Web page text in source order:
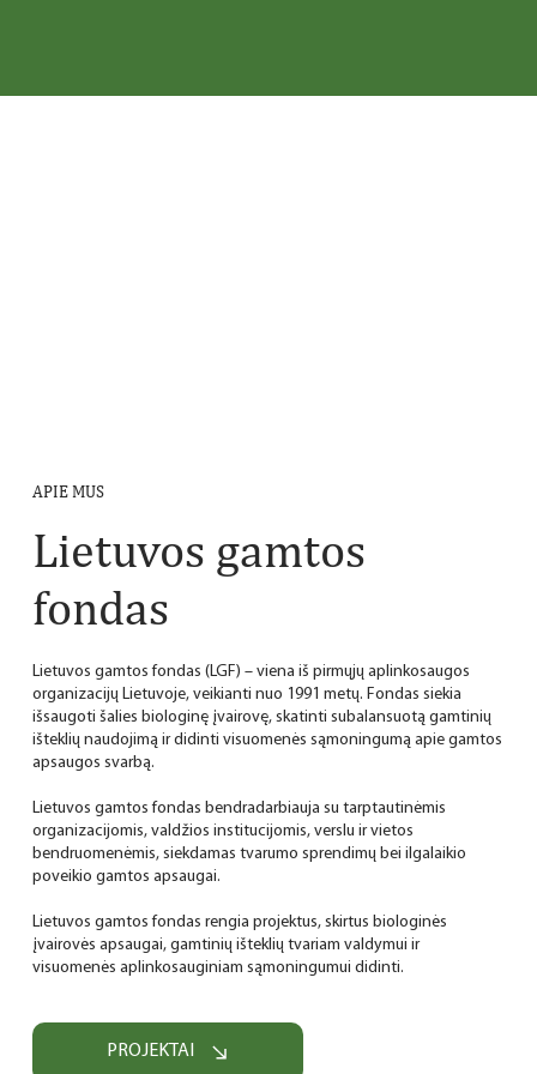
APIE MUS
Lietuvos gamtos
fondas
Lietuvos gamtos fondas (LGF) – viena iš pirmųjų aplinkosaugos
organizacijų Lietuvoje, veikianti nuo 1991 metų. Fondas siekia
išsaugoti šalies biologinę įvairovę, skatinti subalansuotą gamtinių
išteklių naudojimą ir didinti visuomenės sąmoningumą apie gamtos
apsaugos svarbą.
Lietuvos gamtos fondas bendradarbiauja su tarptautinėmis
organizacijomis, valdžios institucijomis, verslu ir vietos
bendruomenėmis, siekdamas tvarumo sprendimų bei ilgalaikio
poveikio gamtos apsaugai.
Lietuvos gamtos fondas rengia projektus, skirtus biologinės
įvairovės apsaugai, gamtinių išteklių tvariam valdymui ir
visuomenės aplinkosauginiam sąmoningumui didinti.
PROJEKTAI